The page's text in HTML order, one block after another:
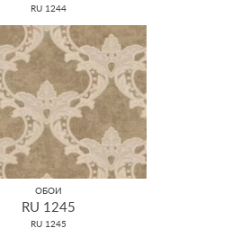
RU 1244
ОБОИ
RU 1245
RU 1245